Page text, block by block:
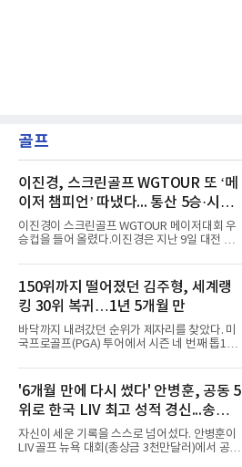
골프
이진경, 스크린골프 WGTOUR 또 ‘메
이저 챔피언’ 따냈다... 통산 5승·시즌
3승 달성
이진경이 스크린골프 WGTOUR 메이저대회 우
승컵을 들어 올렸다.이진경은 지난 9일 대전 골
카 WGTOUR’ 6차 메이저대회 결선에서 1라운
드 9언더파, 2라운드 8언더파 최종합계 17언더
파를 기록하며 시즌 세 번째 우승을 따냈다.경기
는 투비전NX플러스 투어 모드에서 하루 동안 2
라운드 36홀 스트로크 플레이로 치러졌다. 코스
는 골프존 코스 난도 별 3개, 그린 난도 별 4개의
롯데스카이힐 부여CC (SKY/HILL)다.총 80명의
드 각축전을 치렀다.이진경은 1라운드 초반 주
춤했지만 후반 홀에서 맹타를 퍼부으며
150위까지 떨어졌던 김주형, 세계랭
킹 30위 복귀…1년 5개월 만
바닥까지 내려갔던 순위가 제자리를 찾았다. 미
국프로골프(PGA) 투어에서 시즌 네 번째 톱10
위에 복귀했다.김주형은 10일(한국시간) 발표된
남자 골프 세계랭킹에서 지난주보다 3계단 오른
30위에 이름을 올렸다. 이날 미국 노스캐롤라이
나주 그린즈버러의 세지필드 컨트리클럽(파70)
에서 끝난 윈덤 챔피언십에서 최종 합계 15언더
파 265타로 공동 5위에 오른 결과다. 지난해 3월
이후 처음으로 30위권에 들었다.반등의 폭이 컸
'6개월 만에 다시 썼다' 안병훈, 공동 5
위로 한국 LIV 최고 성적 경신...송영한
도 톱10
자신이 세운 기록을 스스로 넘어섰다. 안병훈이
LIV 골프 뉴욕 대회(총상금 3천만달러)에서 공동